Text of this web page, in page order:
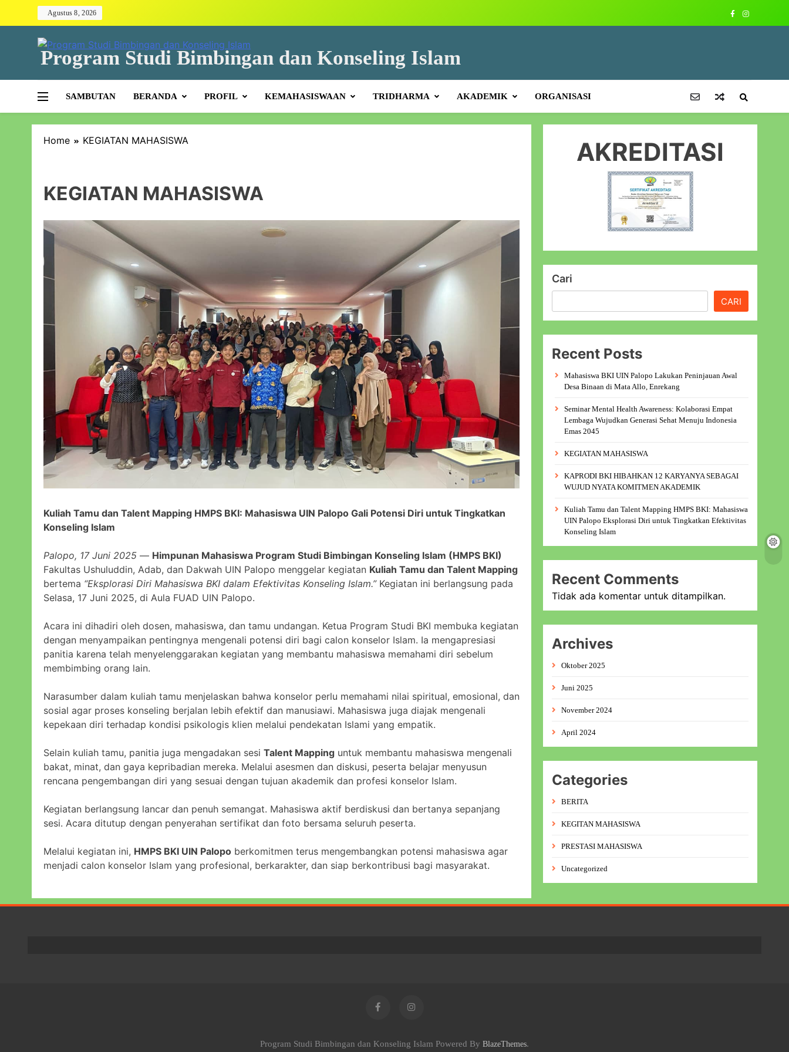
Agustus 8, 2026
Program Studi Bimbingan dan Konseling Islam
SAMBUTAN BERANDA PROFIL KEMAHASISWAAN TRIDHARMA AKADEMIK ORGANISASI
Home KEGIATAN MAHASISWA
KEGIATAN MAHASISWA
Kuliah Tamu dan Talent Mapping HMPS BKI: Mahasiswa UIN Palopo Gali Potensi Diri untuk Tingkatkan
Konseling Islam
Palopo, 17 Juni 2025 — Himpunan Mahasiswa Program Studi Bimbingan Konseling Islam (HMPS BKI)
Fakultas Ushuluddin, Adab, dan Dakwah UIN Palopo menggelar kegiatan Kuliah Tamu dan Talent Mapping
bertema “Eksplorasi Diri Mahasiswa BKI dalam Efektivitas Konseling Islam.”Kegiatan ini berlangsung pada
Selasa, 17 Juni 2025, di Aula FUAD UIN Palopo.
Acara ini dihadiri oleh dosen, mahasiswa, dan tamu undangan. Ketua Program Studi BKI membuka kegiatan
dengan menyampaikan pentingnya mengenali potensi diri bagi calon konselor Islam. Ia mengapresiasi
panitia karena telah menyelenggarakan kegiatan yang membantu mahasiswa memahami diri sebelum
membimbing orang lain.
Narasumber dalam kuliah tamu menjelaskan bahwa konselor perlu memahami nilai spiritual, emosional, dan
sosial agar proses konseling berjalan lebih efektif dan manusiawi. Mahasiswa juga diajak mengenali
kepekaan diri terhadap kondisi psikologis klien melalui pendekatan Islami yang empatik.
Selain kuliah tamu, panitia juga mengadakan sesi Talent Mapping untuk membantu mahasiswa mengenali
bakat, minat, dan gaya kepribadian mereka. Melalui asesmen dan diskusi, peserta belajar menyusun
rencana pengembangan diri yang sesuai dengan tujuan akademik dan profesi konselor Islam.
Kegiatan berlangsung lancar dan penuh semangat. Mahasiswa aktif berdiskusi dan bertanya sepanjang
sesi. Acara ditutup dengan penyerahan sertifikat dan foto bersama seluruh peserta.
Melalui kegiatan ini, HMPS BKI UIN Palopo berkomitmen terus mengembangkan potensi mahasiswa agar
menjadi calon konselor Islam yang profesional, berkarakter, dan siap berkontribusi bagi masyarakat.
AKREDITASI
Cari
CARI
Recent Posts
Mahasiswa BKI UIN Palopo Lakukan Peninjauan Awal
Desa Binaan di Mata Allo, Enrekang
Seminar Mental Health Awareness: Kolaborasi Empat
Lembaga Wujudkan Generasi Sehat Menuju Indonesia
Emas 2045
KEGIATAN MAHASISWA
KAPRODI BKI HIBAHKAN 12 KARYANYA SEBAGAI
WUJUD NYATA KOMITMEN AKADEMIK
Kuliah Tamu dan Talent Mapping HMPS BKI: Mahasiswa
UIN Palopo Eksplorasi Diri untuk Tingkatkan Efektivitas
Konseling Islam
Recent Comments
Tidak ada komentar untuk ditampilkan.
Archives
Oktober 2025
Juni 2025
November 2024
April 2024
Categories
BERITA
KEGITAN MAHASISWA
PRESTASI MAHASISWA
Uncategorized
Program Studi Bimbingan dan Konseling Islam Powered By BlazeThemes.